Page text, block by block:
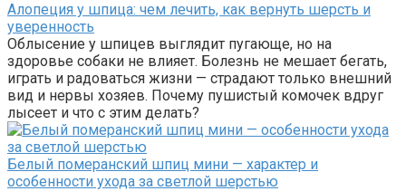
Алопеция у шпица: чем лечить, как вернуть шерсть и
уверенность
Облысение у шпицев выглядит пугающе, но на
здоровье собаки не влияет. Болезнь не мешает бегать,
играть и радоваться жизни — страдают только внешний
вид и нервы хозяев. Почему пушистый комочек вдруг
лысеет и что с этим делать?
Белый померанский шпиц мини — характер и
особенности ухода за светлой шерстью